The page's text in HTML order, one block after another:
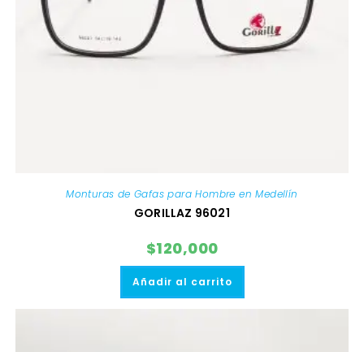
Monturas de Gafas para Hombre en Medellín
GORILLAZ 96021
$120,000
Añadir al carrito